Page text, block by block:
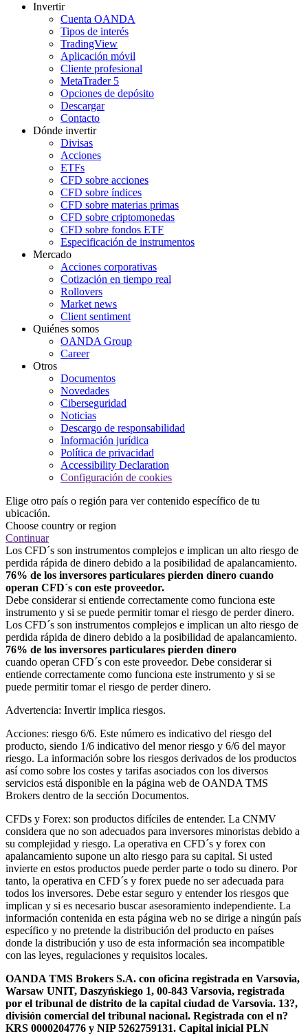
Invertir
Cuenta OANDA
Tipos de interés
TradingView
Aplicación móvil
Cliente profesional
MetaTrader 5
Opciones de depósito
Descargar
Contacto
Dónde invertir
Divisas
Acciones
ETFs
CFD sobre acciones
CFD sobre índices
CFD sobre materias primas
CFD sobre criptomonedas
CFD sobre fondos ETF
Especificación de instrumentos
Mercado
Acciones corporativas
Cotización en tiempo real
Rollovers
Market news
Client sentiment
Quiénes somos
OANDA Group
Career
Otros
Documentos
Novedades
Ciberseguridad
Noticias
Descargo de responsabilidad
Información jurídica
Política de privacidad
Accessibility Declaration
Configuración de cookies
Elige otro país o región para ver contenido específico de tu
ubicación.
Choose country or region
Continuar
Los CFD´s son instrumentos complejos e implican un alto riesgo de
perdida rápida de dinero debido a la posibilidad de apalancamiento.
76% de los inversores particulares pierden dinero cuando
operan CFD´s con este proveedor.
Debe considerar si entiende correctamente como funciona este
instrumento y si se puede permitir tomar el riesgo de perder dinero.
Los CFD´s son instrumentos complejos e implican un alto riesgo de
perdida rápida de dinero debido a la posibilidad de apalancamiento.
76% de los inversores particulares pierden dinero
cuando operan CFD´s con este proveedor. Debe considerar si
entiende correctamente como funciona este instrumento y si se
puede permitir tomar el riesgo de perder dinero.
Advertencia: Invertir implica riesgos.
Acciones: riesgo 6/6. Este número es indicativo del riesgo del
producto, siendo 1/6 indicativo del menor riesgo y 6/6 del mayor
riesgo. La información sobre los riesgos derivados de los productos
así como sobre los costes y tarifas asociados con los diversos
servicios está disponible en la página web de OANDA TMS
Brokers dentro de la sección Documentos.
CFDs y Forex: son productos difíciles de entender. La CNMV
considera que no son adecuados para inversores minoristas debido a
su complejidad y riesgo. La operativa en CFD´s y forex con
apalancamiento supone un alto riesgo para su capital. Si usted
invierte en estos productos puede perder parte o todo su dinero. Por
tanto, la operativa en CFD´s y forex puede no ser adecuada para
todos los inversores. Debe estar seguro y entender los riesgos que
implican y si es necesario buscar asesoramiento independiente. La
información contenida en esta página web no se dirige a ningún país
específico y no pretende la distribución del producto en países
donde la distribución y uso de esta información sea incompatible
con las leyes, regulaciones y requisitos locales.
OANDA TMS Brokers S.A. con oficina registrada en Varsovia,
Warsaw UNIT, Daszyńskiego 1, 00-843 Varsovia, registrada
por el tribunal de distrito de la capital ciudad de Varsovia. 13?,
división comercial del tribunal nacional. Registrada con el n?
KRS 0000204776 y NIP 5262759131. Capital inicial PLN